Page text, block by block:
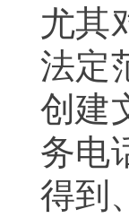
尤其
法定
创建
务电
得到